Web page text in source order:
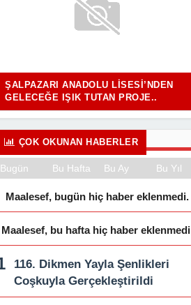
ŞALPAZARI ANADOLU LISESI’NDEN
GELECEĞE IŞIK TUTAN PROJE..
ÇOK OKUNAN HABERLER
Bugün Bu Hafta Bu Ay Bu Yıl
Maalesef, bugün hiç haber eklenmedi.
Maalesef, bu hafta hiç haber
116. Dikmen Yayla Şenlikleri
Coşkuyla Gerçekleştirildi